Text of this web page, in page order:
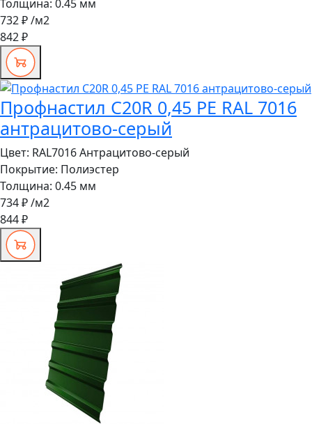
Толщина: 0.45 мм
732 ₽/м2
842 ₽
Профнастил C20R 0,45 PE RAL 7016
антрацитово-серый
Цвет: RAL7016 Антрацитово-серый
Покрытие: Полиэстер
Толщина: 0.45 мм
734 ₽/м2
844 ₽